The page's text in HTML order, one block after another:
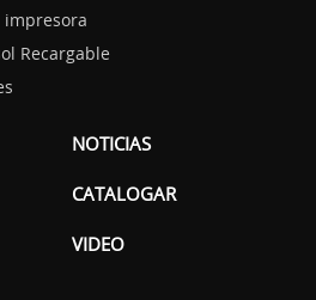
impresora
Recargable
NOTICIAS
CATALOGAR
VIDEO